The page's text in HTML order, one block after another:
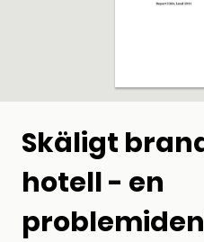
Skäligt
hotell - en